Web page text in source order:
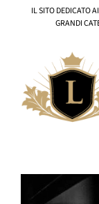
IL SITO DEDICATO
GRANDI
immagine